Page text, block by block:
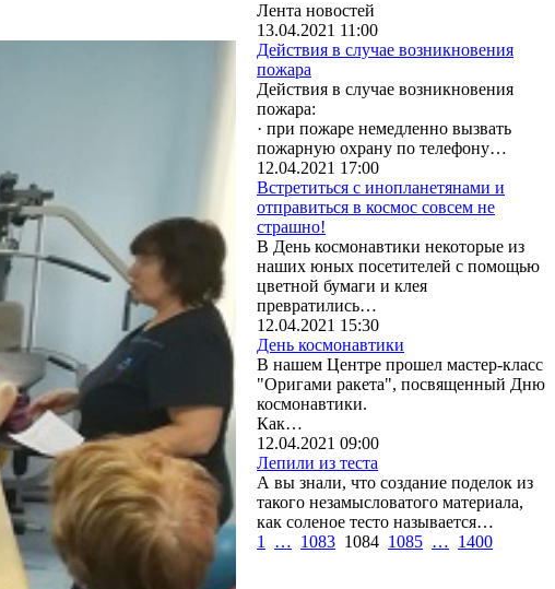
Лента новостей
13.04.2021 11:00
Действия в случае возникновения
пожара
Действия в случае возникновения
пожара:
· при пожаре немедленно вызвать
пожарную охрану по телефону…
12.04.2021 17:00
Встретиться с инопланетянами и
отправиться в космос совсем не
страшно!
В День космонавтики некоторые из
наших юных посетителей с помощью
цветной бумаги и клея
превратились…
12.04.2021 15:30
День космонавтики
В нашем Центре прошел мастер-класс
"Оригами ракета", посвященный Дню
космонавтики.
Как…
12.04.2021 09:00
Лепили из теста
А вы знали, что создание поделок из
такого незамысловатого материала,
как соленое тесто называется…
1
… 1083 1084 1085 … 1400